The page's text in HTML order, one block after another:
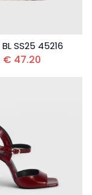
BL SS25 45216
€ 47.20